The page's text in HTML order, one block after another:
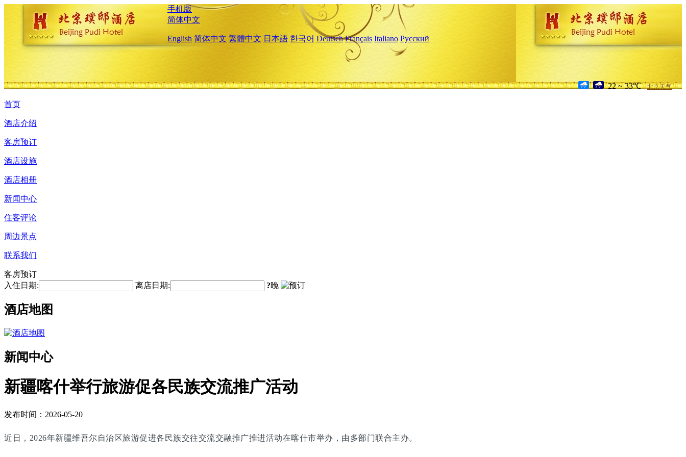
手机版
简体中文
English 简体中文 繁體中文 日本語 한국어 Deutsch Français Italiano Русский
22 ~ 33℃ 北京天气
首页
酒店介绍
客房预订
酒店设施
酒店相册
新闻中心
住客评论
周边景点
联系我们
客房预订
入住日期:
离店日期: ?晚
酒店地图
新闻中心
新疆喀什举行旅游促各民族交流推广活动
发布时间：2026-05-20
近日，2026年新疆维吾尔自治区旅游促进各民族交往交流交融推广推进活动在喀什市举办，由多部门联合主办。